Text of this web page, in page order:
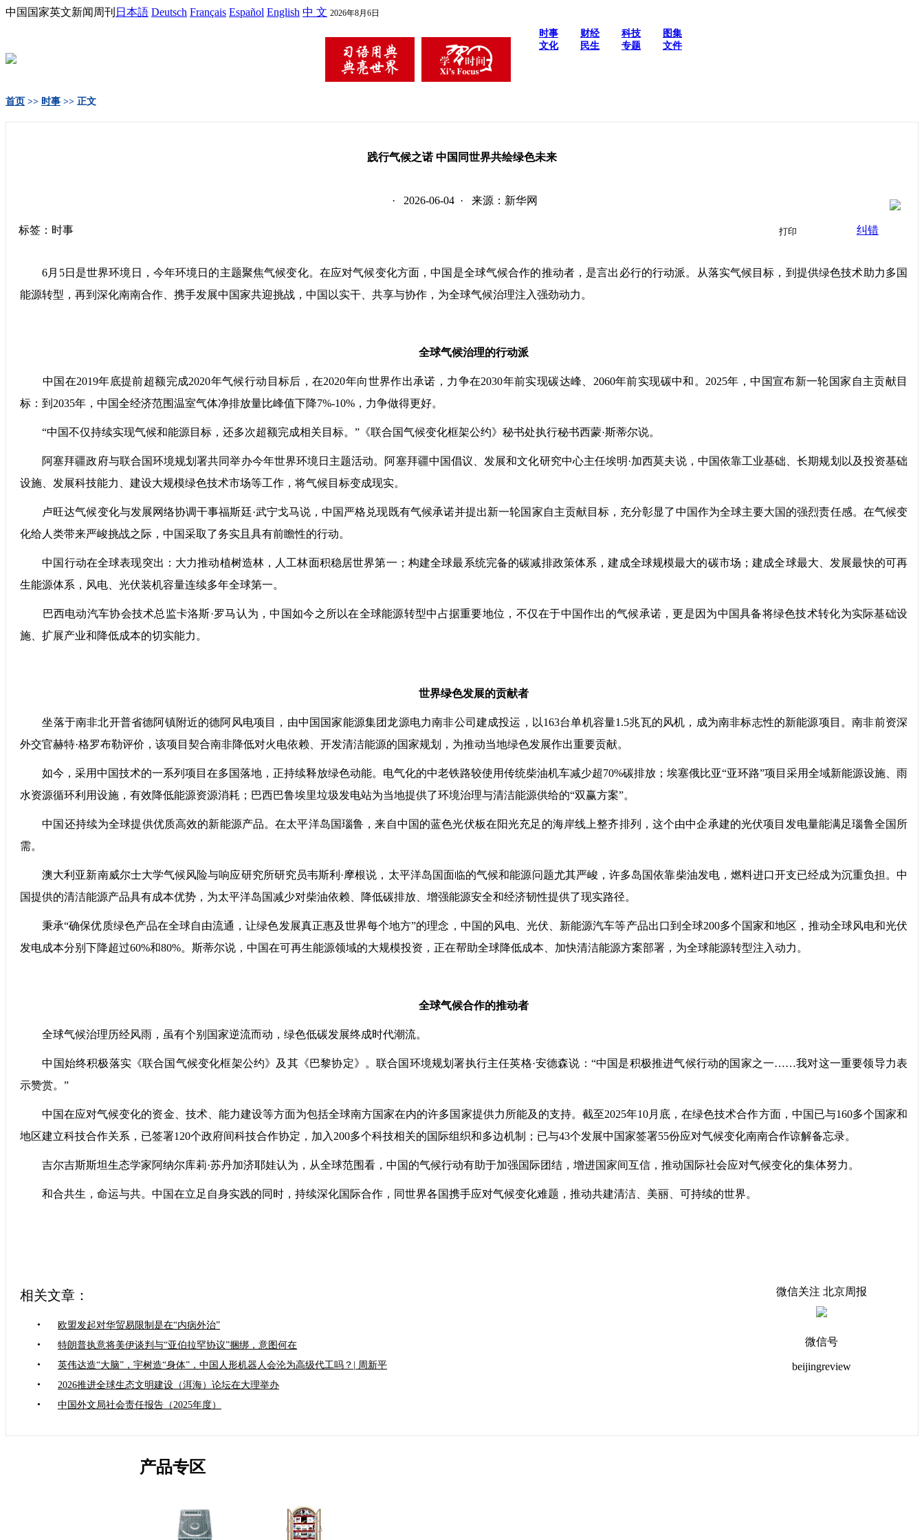
中国国家英文新闻周刊 日本語 Deutsch Français Español English 中 文 2026年8月6日
时事 财经 科技
图集
文化
民生 专题 文件
首页 >> 时事 >> 正文
践行气候之诺 中国同世界共绘绿色未来
· 2026-06-04 · 来源：新华网
标签：时事 打印 纠错
6月5日是世界环境日，今年环境日的主题聚焦气候变化。在应对气候变化方面，中国是全球气候合作的推动者，是言出必行的行动派。从落实气候目标，到提供绿色技术助力多国
能源转型，再到深化南南合作、携手发展中国家共迎挑战，中国以实干、共享与协作，为全球气候治理注入强劲动力。
全球气候治理的行动派
中国在2019年底提前超额完成2020年气候行动目标后，在2020年向世界作出承诺，力争在2030年前实现碳达峰、2060年前实现碳中和。2025年，中国宣布新一轮国家自主贡献目
标：到2035年，中国全经济范围温室气体净排放量比峰值下降7%-10%，力争做得更好。
“中国不仅持续实现气候和能源目标，还多次超额完成相关目标。”《联合国气候变化框架公约》秘书处执行秘书西蒙·斯蒂尔说。
阿塞拜疆政府与联合国环境规划署共同举办今年世界环境日主题活动。阿塞拜疆中国倡议、发展和文化研究中心主任埃明·加西莫夫说，中国依靠工业基础、长期规划以及投资基础
设施、发展科技能力、建设大规模绿色技术市场等工作，将气候目标变成现实。
卢旺达气候变化与发展网络协调干事福斯廷·武宁戈马说，中国严格兑现既有气候承诺并提出新一轮国家自主贡献目标，充分彰显了中国作为全球主要大国的强烈责任感。在气候变
化给人类带来严峻挑战之际，中国采取了务实且具有前瞻性的行动。
中国行动在全球表现突出：大力推动植树造林，人工林面积稳居世界第一；构建全球最系统完备的碳减排政策体系，建成全球规模最大的碳市场；建成全球最大、发展最快的可再
生能源体系，风电、光伏装机容量连续多年全球第一。
巴西电动汽车协会技术总监卡洛斯·罗马认为，中国如今之所以在全球能源转型中占据重要地位，不仅在于中国作出的气候承诺，更是因为中国具备将绿色技术转化为实际基础设
施、扩展产业和降低成本的切实能力。
世界绿色发展的贡献者
坐落于南非北开普省德阿镇附近的德阿风电项目，由中国国家能源集团龙源电力南非公司建成投运，以163台单机容量1.5兆瓦的风机，成为南非标志性的新能源项目。南非前资深
外交官赫特·格罗布勒评价，该项目契合南非降低对火电依赖、开发清洁能源的国家规划，为推动当地绿色发展作出重要贡献。
如今，采用中国技术的一系列项目在多国落地，正持续释放绿色动能。电气化的中老铁路较使用传统柴油机车减少超70%碳排放；埃塞俄比亚“亚环路”项目采用全域新能源设施、雨
水资源循环利用设施，有效降低能源资源消耗；巴西巴鲁埃里垃圾发电站为当地提供了环境治理与清洁能源供给的“双赢方案”。
中国还持续为全球提供优质高效的新能源产品。在太平洋岛国瑙鲁，来自中国的蓝色光伏板在阳光充足的海岸线上整齐排列，这个由中企承建的光伏项目发电量能满足瑙鲁全国所
需。
澳大利亚新南威尔士大学气候风险与响应研究所研究员韦斯利·摩根说，太平洋岛国面临的气候和能源问题尤其严峻，许多岛国依靠柴油发电，燃料进口开支已经成为沉重负担。中
国提供的清洁能源产品具有成本优势，为太平洋岛国减少对柴油依赖、降低碳排放、增强能源安全和经济韧性提供了现实路径。
秉承“确保优质绿色产品在全球自由流通，让绿色发展真正惠及世界每个地方”的理念，中国的风电、光伏、新能源汽车等产品出口到全球200多个国家和地区，推动全球风电和光伏
发电成本分别下降超过60%和80%。斯蒂尔说，中国在可再生能源领域的大规模投资，正在帮助全球降低成本、加快清洁能源方案部署，为全球能源转型注入动力。
全球气候合作的推动者
全球气候治理历经风雨，虽有个别国家逆流而动，绿色低碳发展终成时代潮流。
中国始终积极落实《联合国气候变化框架公约》及其《巴黎协定》。联合国环境规划署执行主任英格·安德森说：“中国是积极推进气候行动的国家之一……我对这一重要领导力表
示赞赏。”
中国在应对气候变化的资金、技术、能力建设等方面为包括全球南方国家在内的许多国家提供力所能及的支持。截至2025年10月底，在绿色技术合作方面，中国已与160多个国家和
地区建立科技合作关系，已签署120个政府间科技合作协定，加入200多个科技相关的国际组织和多边机制；已与43个发展中国家签署55份应对气候变化南南合作谅解备忘录。
吉尔吉斯斯坦生态学家阿纳尔库莉·苏丹加济耶娃认为，从全球范围看，中国的气候行动有助于加强国际团结，增进国家间互信，推动国际社会应对气候变化的集体努力。
和合共生，命运与共。中国在立足自身实践的同时，持续深化国际合作，同世界各国携手应对气候变化难题，推动共建清洁、美丽、可持续的世界。
相关文章：
•
欧盟发起对华贸易限制是在“内病外治”
•
特朗普执意将美伊谈判与“亚伯拉罕协议”捆绑，意图何在
•
英伟达造“大脑”，宇树造“身体”，中国人形机器人会沦为高级代工吗？| 周新平
•
2026推进全球生态文明建设（洱海）论坛在大理举办
•
中国外文局社会责任报告（2025年度）
微信关注 北京周报
微信号
beijingreview
产品专区